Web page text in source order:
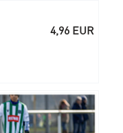
4,96 EUR